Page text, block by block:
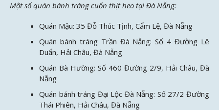
Một số quán bánh tráng cuốn thịt heo tại Đà Nẵng:
Quán Mậu: 35 Đỗ Thúc Tịnh, Cẩm Lệ, Đà Nẵng
Quán bánh tráng Trần Đà Nẵng: Số 4 Đường Lê
Duẩn, Hải Châu, Đà Nẵng
Quán Bà Hường: Số 460 Đường 2/9, Hải Châu, Đà
Nẵng
Quán bánh tráng Đại Lộc Đà Nẵng: Số 27/2 Đường
Thái Phiên, Hải Châu, Đà Nẵng